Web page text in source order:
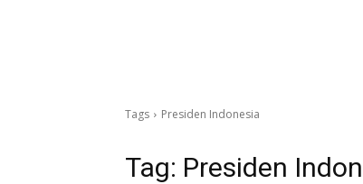
Tags Presiden Indonesia
Tag: Presiden